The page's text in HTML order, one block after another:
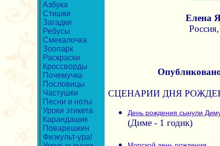
Азбука
Стишки
Загадки
Ребусы
Смекалочка
Зоопарк
Раскраски
Кроссворды
Почемучка
Пословицы
Частушки
Песни и ноты
Уроки этикета
Карандашик
Поварешкин
Физкульт-ура!
Елена
СЦЕНАРИИ ДНЯ
День рождения сынули
(Диме - 1 годик)